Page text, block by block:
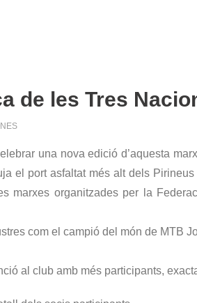
de les Tres
una nova edició d’aquesta
el port asfaltat més alt dels
marxes organitzades per la
com el campió del món de MTB
al club amb més participants,